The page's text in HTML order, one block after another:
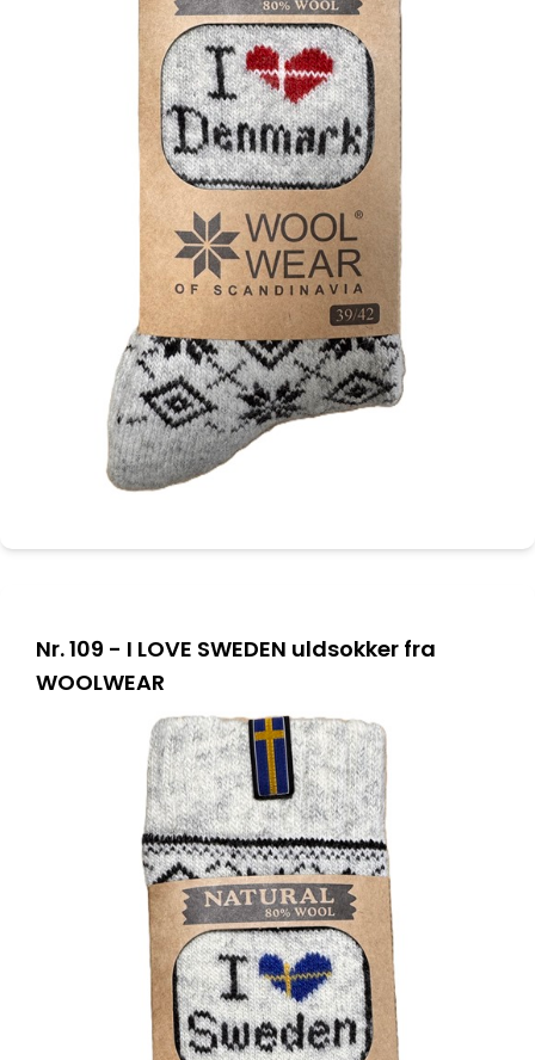
Nr. 109 - I LOVE SWEDEN uldsokker fra
WOOLWEAR